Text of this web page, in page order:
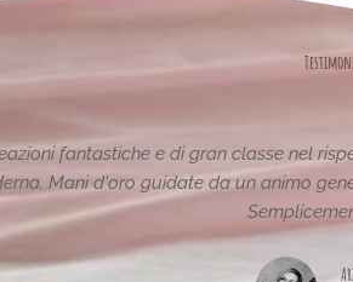
Le creazioni sono fantastiche e
pagina,piena